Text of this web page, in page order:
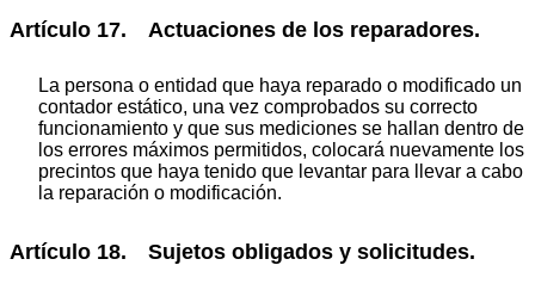
Artículo 17. Actuaciones de los reparadores.
La persona o entidad que haya reparado o modificado un
contador estático, una vez comprobados su correcto
funcionamiento y que sus mediciones se hallan dentro de
los errores máximos permitidos, colocará nuevamente los
precintos que haya tenido que levantar para llevar a cabo
la reparación o modificación.
Artículo 18. Sujetos obligados y solicitudes.